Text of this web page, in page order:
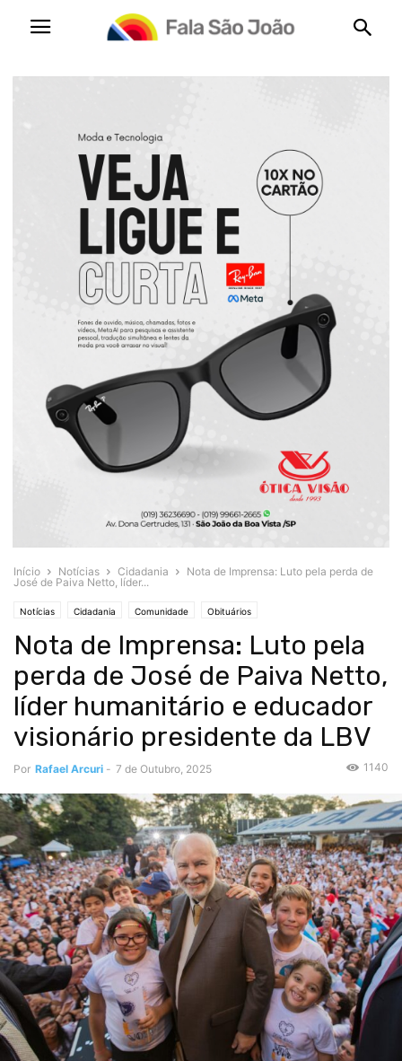
Início Notícias Cidadania
Nota de Imprensa: Luto pela perda de
José de Paiva Netto, líder...
Notícias Cidadania Comunidade Obituários
Nota de Imprensa: Luto pela
perda de José de Paiva Netto,
líder humanitário e educador
visionário presidente da LBV
Por Rafael Arcuri - 7 de Outubro, 2025 1140